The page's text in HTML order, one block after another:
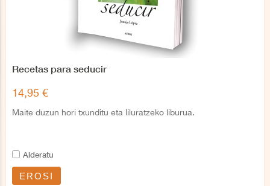
Recetas para seducir
14,95 €
Maite duzun hori txunditu eta liluratzeko liburua.
Alderatu
EROSI